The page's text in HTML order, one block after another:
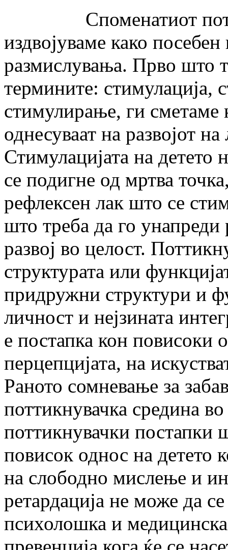
Споменатиот
издвојуваме како
размислувања. Прво што
термините: стимулација,
стимулирање, ги сметаме
однесуваат на развојот
Стимулацијата на детето
се подигне од мртва
рефлексен лак што се
што треба да го унапреди
развој во целост.
структурата или
придружни структури и
личност и нејзината
е постапка кон повисоки
перцепцијата, на
Раното сомневање за
поттикнувачка средина во
поттикнувачки постапки
повисок однос на детето
на слободно мислење и
ретардација не може да
психолошка и медицинска